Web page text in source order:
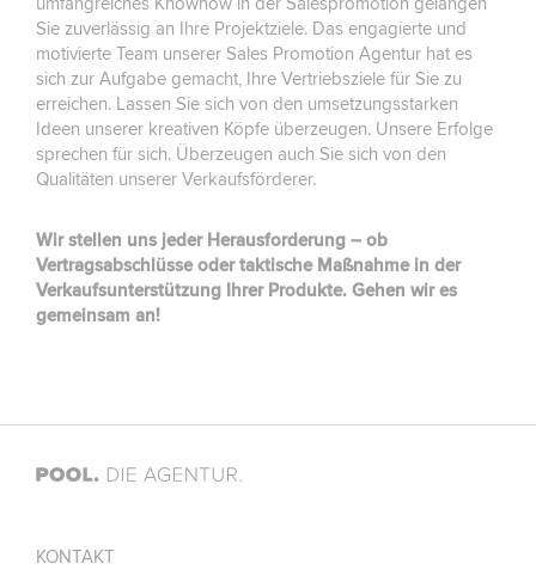
umfangreiches Knowhow in der Salespromotion gelangen
Sie zuverlässig an Ihre Projektziele. Das engagierte und
motivierte Team unserer Sales Promotion Agentur hat es
sich zur Aufgabe gemacht, Ihre Vertriebsziele für Sie zu
erreichen. Lassen Sie sich von den umsetzungsstarken
Ideen unserer kreativen Köpfe überzeugen. Unsere Erfolge
sprechen für sich. Überzeugen auch Sie sich von den
Qualitäten unserer Verkaufsförderer.
Wir stellen uns jeder Herausforderung – ob
Vertragsabschlüsse oder taktische Maßnahme in der
Verkaufsunterstützung Ihrer Produkte. Gehen wir es
gemeinsam an!
KONTAKT